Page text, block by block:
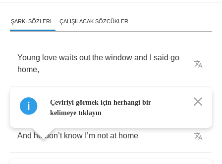
ŞARKI SÖZLERI ÇALIŞILACAK SÖZCÜKLER
Young love waits out the window and said go
home,
Cause he don’t know it’ s not his problem
And he don’t know ’m not at home
Çeviriyi görmek için herhangi bir
kelimeye tıklayın